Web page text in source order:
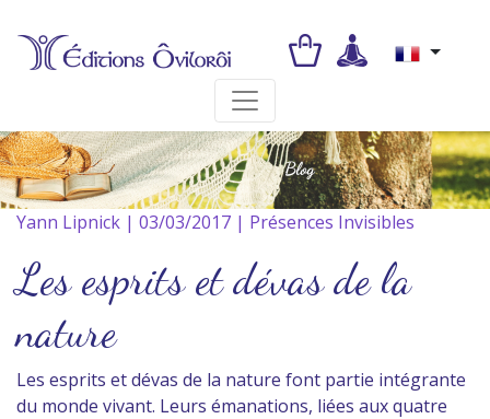
Toggle navigation
Yann Lipnick | 03/03/2017 | Présences Invisibles
Les esprits et dévas de la
nature
Les esprits et dévas de la nature font partie intégrante
du monde vivant. Leurs émanations, liées aux quatre